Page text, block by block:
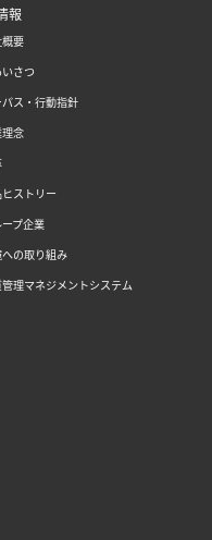
報
要
さつ
パス・行動指針
念
ストリー
プ企業
の取り組み
理マネジメントシステム